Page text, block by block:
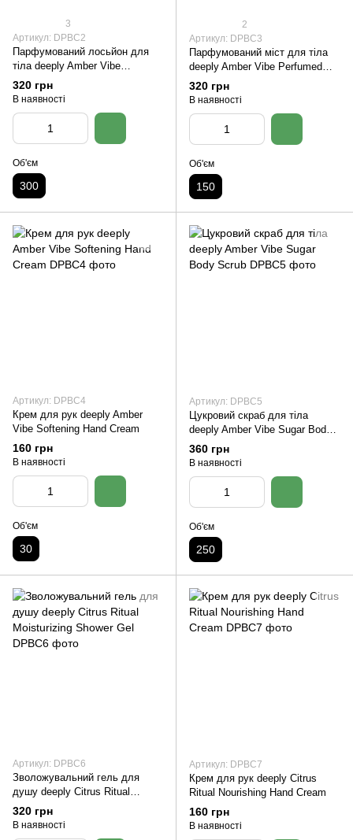
3
Артикул: DPBC2
Парфумований лосьйон для
тіла deeply Amber Vibe
Perfumed Body Lotion
320 грн
В наявності
Об'єм
300
2
Артикул: DPBC3
Парфумований міст для тіла
deeply Amber Vibe Perfumed
Body Mist
320 грн
В наявності
Об'єм
150
Артикул: DPBC4
Крем для рук deeply Amber
Vibe Softening Hand Cream
160 грн
В наявності
Об'єм
30
Артикул: DPBC5
Цукровий скраб для тіла
deeply Amber Vibe Sugar Body
Scrub
360 грн
В наявності
Об'єм
250
Артикул: DPBC6
Зволожувальний гель для
душу deeply Citrus Ritual
Moisturizing Shower Gel
320 грн
В наявності
Артикул: DPBC7
Крем для рук deeply Citrus
Ritual Nourishing Hand Cream
160 грн
В наявності